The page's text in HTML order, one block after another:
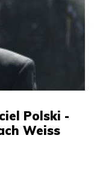
Polski -
Weiss